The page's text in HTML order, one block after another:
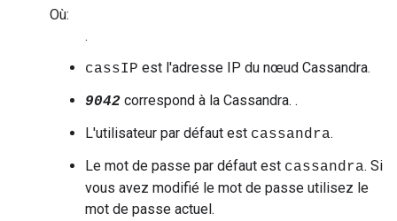
Où:
.
cassIP est l'adresse IP du nœud Cassandra.
9042 correspond à la Cassandra. .
L'utilisateur par défaut est cassandra.
Le mot de passe par défaut est cassandra. Si
vous avez modifié le mot de passe utilisez le
mot de passe actuel.